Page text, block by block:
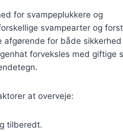
for svampeplukkere og
svampearter og
for både sikkerhed
forveksles med giftige
at overveje:
tilberedt.